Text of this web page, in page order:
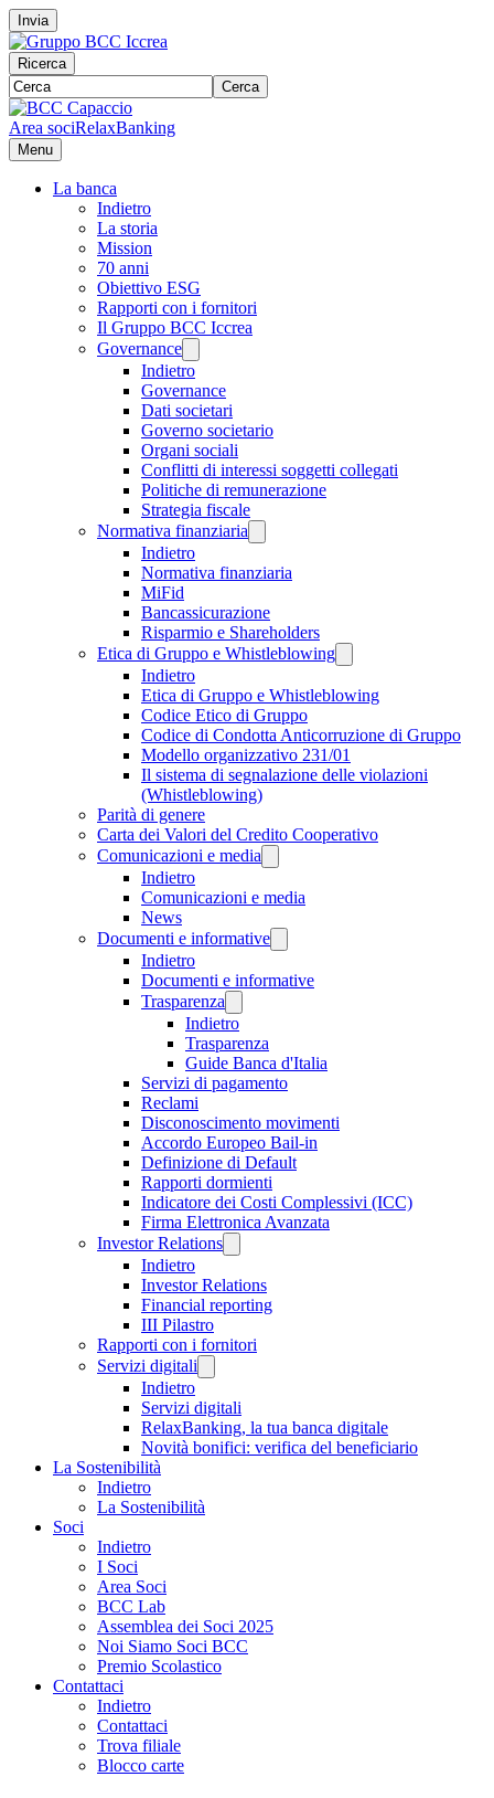
Invia
Ricerca
Cerca
Area sociRelaxBanking
Menu
La banca
Indietro
La storia
Mission
70 anni
Obiettivo ESG
Rapporti con i fornitori
Il Gruppo BCC Iccrea
Governance
Indietro
Governance
Dati societari
Governo societario
Organi sociali
Conflitti di interessi soggetti collegati
Politiche di remunerazione
Strategia fiscale
Normativa finanziaria
Indietro
Normativa finanziaria
MiFid
Bancassicurazione
Risparmio e Shareholders
Etica di Gruppo e Whistleblowing
Indietro
Etica di Gruppo e Whistleblowing
Codice Etico di Gruppo
Codice di Condotta Anticorruzione di Gruppo
Modello organizzativo 231/01
Il sistema di segnalazione delle violazioni
(Whistleblowing)
Parità di genere
Carta dei Valori del Credito Cooperativo
Comunicazioni e media
Indietro
Comunicazioni e media
News
Documenti e informative
Indietro
Documenti e informative
Trasparenza
Indietro
Trasparenza
Guide Banca d'Italia
Servizi di pagamento
Reclami
Disconoscimento movimenti
Accordo Europeo Bail-in
Definizione di Default
Rapporti dormienti
Indicatore dei Costi Complessivi (ICC)
Firma Elettronica Avanzata
Investor Relations
Indietro
Investor Relations
Financial reporting
III Pilastro
Rapporti con i fornitori
Servizi digitali
Indietro
Servizi digitali
RelaxBanking, la tua banca digitale
Novità bonifici: verifica del beneficiario
La Sostenibilità
Indietro
La Sostenibilità
Soci
Indietro
I Soci
Area Soci
BCC Lab
Assemblea dei Soci 2025
Noi Siamo Soci BCC
Premio Scolastico
Contattaci
Indietro
Contattaci
Trova filiale
Blocco carte